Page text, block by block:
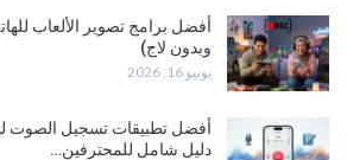
وبدون لاج)
يونيو 16, 2026
دليل شامل للمحترفين…